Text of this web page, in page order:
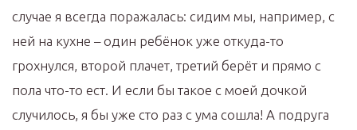
случае я всегда поражалась: сидим мы, например, с
ней на кухне – один ребёнок уже откуда-то
грохнулся, второй плачет, третий берёт и прямо с
пола что-то ест. И если бы такое с моей дочкой
случилось, я бы уже сто раз с ума сошла! А подруга